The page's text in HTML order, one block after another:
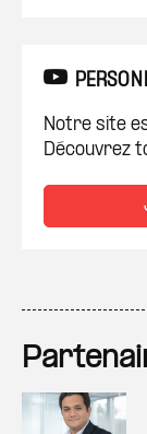
Notre site
Découvrez